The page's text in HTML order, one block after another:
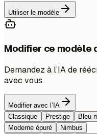
Utiliser le modèle
Modifier ce modèle
Demandez à l’IA de
avec vous.
Modifier avec l’IA
Classique
Prestige Bleu
Moderne épuré
Nimbus